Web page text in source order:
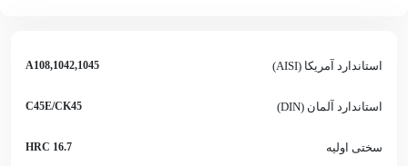
استاندارد آمریکا (AISI) 1042,1045,A108
استاندارد آلمان (DIN) C45E/CK45
سختی اولیه 16.7 HRC